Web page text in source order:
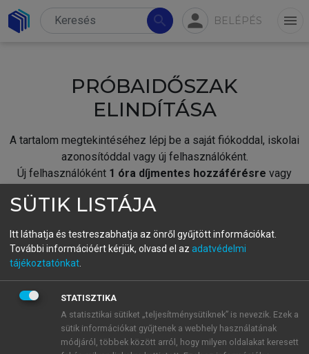
search person BELÉPÉS menu
PRÓBAIDŐSZAK
ELINDÍTÁSA
A tartalom megtekintéséhez lépj be a saját fiókoddal, iskolai
azonosítóddal vagy új felhasználóként.
Új felhasználóként 1 óra díjmentes hozzáférésre vagy
fiókoddal,vagy hozz létre új fiókot.
A regisztráció után apróbaidőszakautomatikusan
BELÉPÉS SAJÁT FIÓKKAL
ÚJ FIÓK LÉTREHOZÁSA
SÜTIK LISTÁJA
Itt láthatja és testreszabhatja az önről gyűjtött információkat.
További információért kérjük, olvasd el az adatvédelmi
tájékoztatónkat
STATISZTIKA
A statisztikai sütiket „teljesítménysütiknek” is nevezik. Ezek a
sütik információkat gyűjtenek a webhely használatának
módjáról, többek között arról, hogy milyen oldalakat keresett